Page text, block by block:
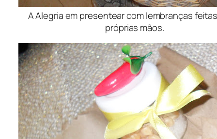
A Alegria em presentear com lembranças
próprias mãos.